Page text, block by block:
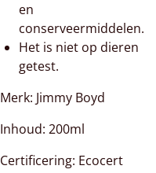
en
conserveermiddelen.
Het is niet op dieren
getest.
Merk: Jimmy Boyd
Inhoud: 200ml
Certificering: Ecocert